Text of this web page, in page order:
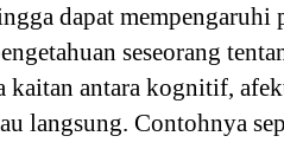
dapat
seseorang
kaitan antara kognitif,
langsung. Contohnya